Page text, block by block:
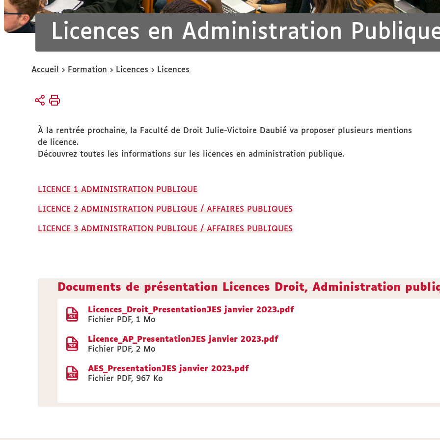
Licences en Administration
Vous
ici :
Accueil Formation Licences Licences
À la rentrée prochaine, la Faculté de Droit Julie-Victoire Daubié va proposer plusieurs mentions
de licence.
Découvrez toutes les informations sur les licences en administration publique.
LICENCE 1 ADMINISTRATION PUBLIQUE
LICENCE 2 ADMINISTRATION PUBLIQUE / AFFAIRES PUBLIQUES
LICENCE 3 ADMINISTRATION PUBLIQUE / AFFAIRES PUBLIQUES
Documents de présentation Licences Droit, Administration
Licences_Droit_PresentationJES janvier 2023.pdf
Fichier PDF, 1 Mo
Licence_AP_PresentationJES janvier 2023.pdf
Fichier PDF, 2 Mo
AES_PresentationJES janvier 2023.pdf
Fichier PDF, 967 Ko